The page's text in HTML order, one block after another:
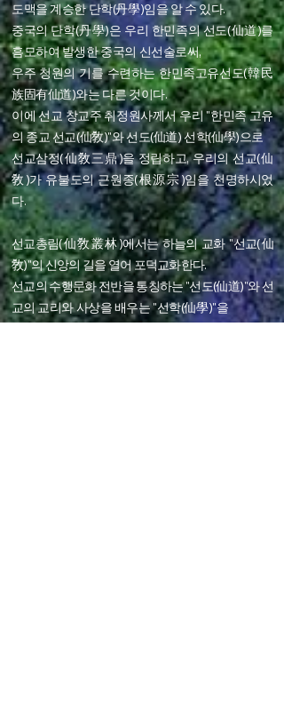
도맥을 계승한 단학(丹學)임을 알 수 있다.
중국의 단학(丹學)은 우리 한민족의 선도(仙道)를
흠모하여 발생한 중국의 신선술로써,
우주 청원의 기를 수련하는 한민족고유선도(韓民
族固有仙道)와는 다른 것이다.
이에 선교 창교주 취정원사께서 우리 "한민족 고유
의 종교 선교(仙敎)"와 선도(仙道) 선학(仙學)으로
선교삼정(仙敎三鼎)을 정립하고, 우리의 선교(仙
敎)가 유불도의 근원종(根源宗)임을 천명하시었
다.
선교총림(仙敎叢林)에서는 하늘의 교화 "선교(仙
敎)"의 신앙의 길을 열어 포덕교화한다.
선교의 수행문화 전반을 통칭하는 "선도(仙道)"와 선
교의교리와 사상을 배우는 "선학(仙學)"을